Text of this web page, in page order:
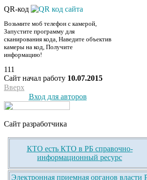
QR-код
Возьмите моб телефон с камерой,
Запустите программу для
сканирования кода, Наведите объектив
камеры на код, Получите
информацию!
111
Сайт начал работу 10.07.2015
Вверх
Вход для авторов
Сайт разработчика
КТО есть КТО в РБ справочно-
информационный ресурс
Электронная приемная органов власти